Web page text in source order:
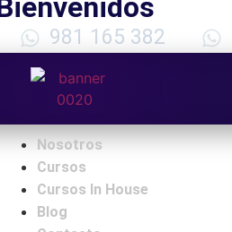
Bienvenidos
981 165 382
Nosotros
Cursos
Cursos In House
Blog